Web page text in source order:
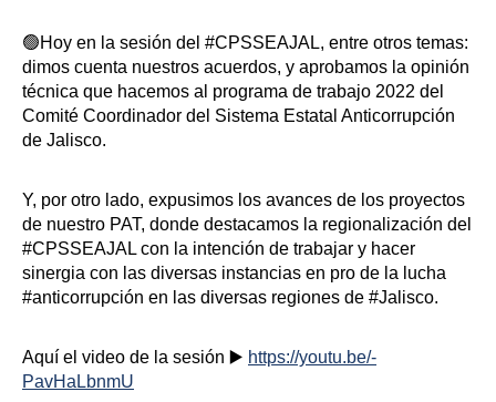
🟢Hoy en la sesión del #CPSSEAJAL, entre otros temas:
dimos cuenta nuestros acuerdos, y aprobamos la opinión
técnica que hacemos al programa de trabajo 2022 del
Comité Coordinador del Sistema Estatal Anticorrupción
de Jalisco.
Y, por otro lado, expusimos los avances de los proyectos
de nuestro PAT, donde destacamos la regionalización del
#CPSSEAJAL con la intención de trabajar y hacer
sinergia con las diversas instancias en pro de la lucha
#anticorrupción en las diversas regiones de #Jalisco.
Aquí el video de la sesión ▶️ https://youtu.be/-
PavHaLbnmU